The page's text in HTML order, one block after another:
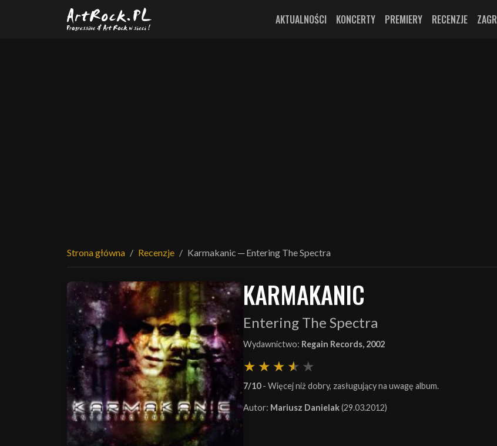
Przejdź do treści głównej
AKTUALNOŚCI KONCERTY PREMIERY RECENZJE
Strona główna Recenzje Karmakanic ─ Entering The Spectra
KARMAKANIC
Entering The Spectra
Wydawnictwo: Regain Records, 2002
7/10- Więcej niż dobry, zasługujący na uwagę album.
Autor: Mariusz Danielak(29.03.2012)